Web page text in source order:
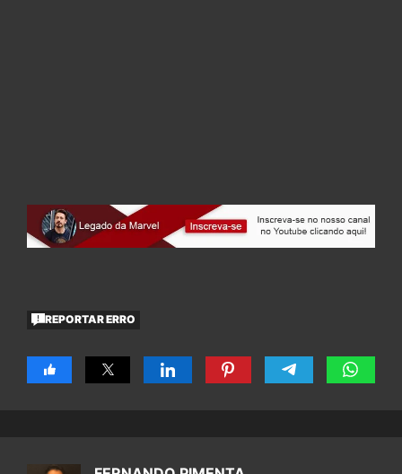
REPORTAR ERRO